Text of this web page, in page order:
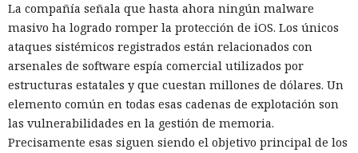
La compañía señala que hasta ahora ningún malware
masivo ha logrado romper la protección de iOS. Los únicos
ataques sistémicos registrados están relacionados con
arsenales de software espía comercial utilizados por
estructuras estatales y que cuestan millones de dólares. Un
elemento común en todas esas cadenas de explotación son
las vulnerabilidades en la gestión de memoria.
Precisamente esas siguen siendo el objetivo principal de los